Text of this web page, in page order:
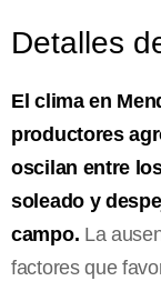
Detalles
El clima en
productores
oscilan entre
soleado y
campo. La
factores que